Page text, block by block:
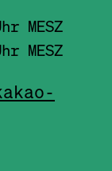
MESZ
MESZ